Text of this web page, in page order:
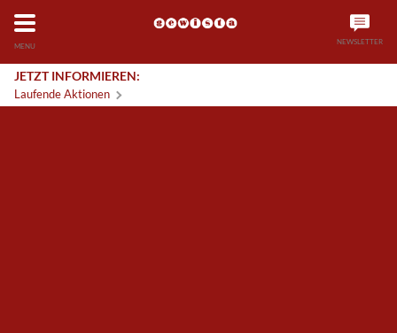
MENU NEWSLETTER
JETZT INFORMIEREN:
LaufendeAktionen